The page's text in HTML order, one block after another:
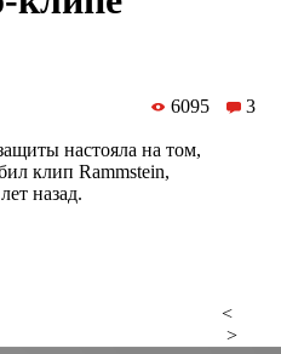
6095 3
настояла на том,
клип Rammstein,
назад.
<
>